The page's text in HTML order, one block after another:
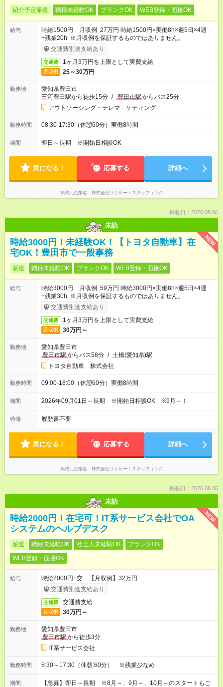
紹介予定派遣 職種未経験OK ブランクOK WEB登録・面接OK
給与
時給1500円 月収例 27万円 時給1500円×実働8h×週5日×4週
+残業20h ※月収例を保証するものではありません。
交通費別途支給あり
交通費 1ヶ月3万円を上限として実費支給
月収例 25～30万円
勤務地
愛知県豊田市
三河豊田駅から徒歩15分 / 豊田市駅からバス25分
アウトソーシング・テレマ－ケティング
勤務時間 08:30-17:30（休憩60分）実働8時間
期間 即日～長期 ※開始日相談OK
気になる！ 応募する 詳細へ
掲載元企業名 株式会社リクルートスタッフィング
掲載日：2026.08.06
未読
NEW
時給3000円！未経験OK！【トヨタ自動車】在
宅OK！豊田市で一般事務
派遣 職種未経験OK ブランクOK WEB登録・面接OK
給与
時給3000円 月収例 59万円 時給3000円×実働8h×週5日×4週
+残業30h ※月収例を保証するものではありません。
交通費別途支給あり
交通費 1ヶ月3万円を上限として実費支給
月収例 30万円～
勤務地
愛知県豊田市
豊田市駅からバス58分 / 土橋(愛知県)駅
トヨタ自動車 株式会社
勤務時間 09:00-18:00（休憩60分）実働8時間
期間 2026年09月01日～長期 ※開始日相談OK ※9月～！
特徴 履歴書不要
気になる！ 応募する 詳細へ
掲載元企業名 株式会社リクルートスタッフィング
掲載日：2026.08.06
未読
NEW
時給2000円！在宅可！IT系サービス会社でOA
システムのヘルプデスク
派遣 職種未経験OK 社会人未経験OK
ブランクOK
WEB登録・面接OK
給与
時給2000円+交 【月収例】32万円
交通費別途支給あり
交通費 交通費支給
月収例 30万円～
勤務地
愛知県豊田市
豊田市駅から徒歩3分
IT系サービス会社
勤務時間 8:30～17:30（休憩:60分） ※残業少なめ
期間
【急募】即日～長期 ※8月～、9月～、10月～のスタートもご